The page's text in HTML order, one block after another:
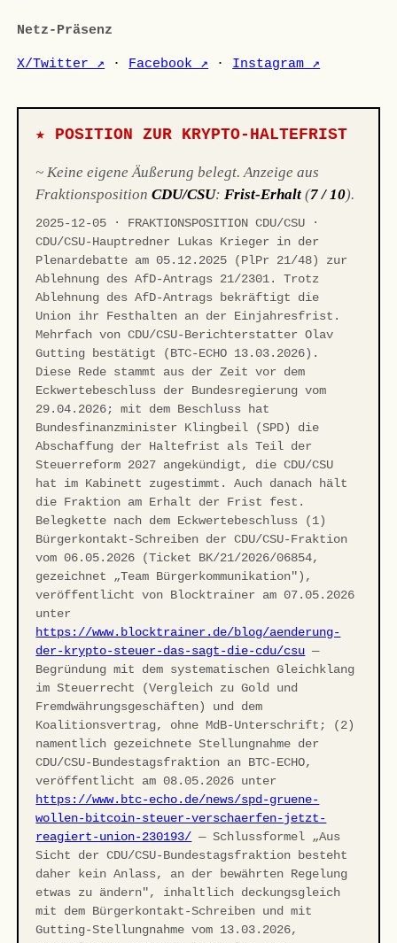
Netz-Präsenz
X/Twitter ↗ · Facebook ↗ · Instagram ↗
★ POSITION ZUR KRYPTO-HALTEFRIST
~ Keine eigene Äußerung belegt. Anzeige aus
FraktionspositionCDU/CSU:Frist-Erhalt (7 / 10).
2025-12-05 · FRAKTIONSPOSITION CDU/CSU ·
CDU/CSU-Hauptredner Lukas Krieger in der
Plenardebatte am 05.12.2025 (PlPr 21/48) zur
Ablehnung des AfD-Antrags 21/2301. Trotz
Ablehnung des AfD-Antrags bekräftigt die
Union ihr Festhalten an der Einjahresfrist.
Mehrfach von CDU/CSU-Berichterstatter Olav
Gutting bestätigt (BTC-ECHO 13.03.2026).
Diese Rede stammt aus der Zeit vor dem
Eckwertebeschluss der Bundesregierung vom
29.04.2026; mit dem Beschluss hat
Bundesfinanzminister Klingbeil (SPD) die
Abschaffung der Haltefrist als Teil der
Steuerreform 2027 angekündigt, die CDU/CSU
hat im Kabinett zugestimmt. Auch danach hält
die Fraktion am Erhalt der Frist fest.
Belegkette nach dem Eckwertebeschluss (1)
Bürgerkontakt-Schreiben der CDU/CSU-Fraktion
vom 06.05.2026 (Ticket BK/21/2026/06854,
gezeichnet „Team Bürgerkommunikation"),
veröffentlicht von Blocktrainer am 07.05.2026
unter
https://www.blocktrainer.de/blog/aenderung-
der-krypto-steuer-das-sagt-die-cdu/csu —
Begründung mit dem systematischen Gleichklang
im Steuerrecht (Vergleich zu Gold und
Fremdwährungsgeschäften) und dem
Koalitionsvertrag, ohne MdB-Unterschrift; (2)
namentlich gezeichnete Stellungnahme der
CDU/CSU-Bundestagsfraktion an BTC-ECHO,
veröffentlicht am 08.05.2026 unter
https://www.btc-echo.de/news/spd-gruene-
wollen-bitcoin-steuer-verschaerfen-jetzt-
reagiert-union-230193/ — Schlussformel „Aus
Sicht der CDU/CSU-Bundestagsfraktion besteht
daher kein Anlass, an der bewährten Regelung
etwas zu ändern", inhaltlich deckungsgleich
mit dem Bürgerkontakt-Schreiben und mit
Gutting-Stellungnahme vom 13.03.2026,